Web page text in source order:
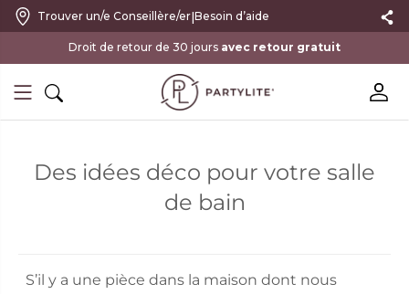
Trouver un/e Conseillère/er|Besoin d’aide
avec retour gratuit
Des idées déco pour votre salle
de bain
S’il y a une pièce dans la maison dont nous